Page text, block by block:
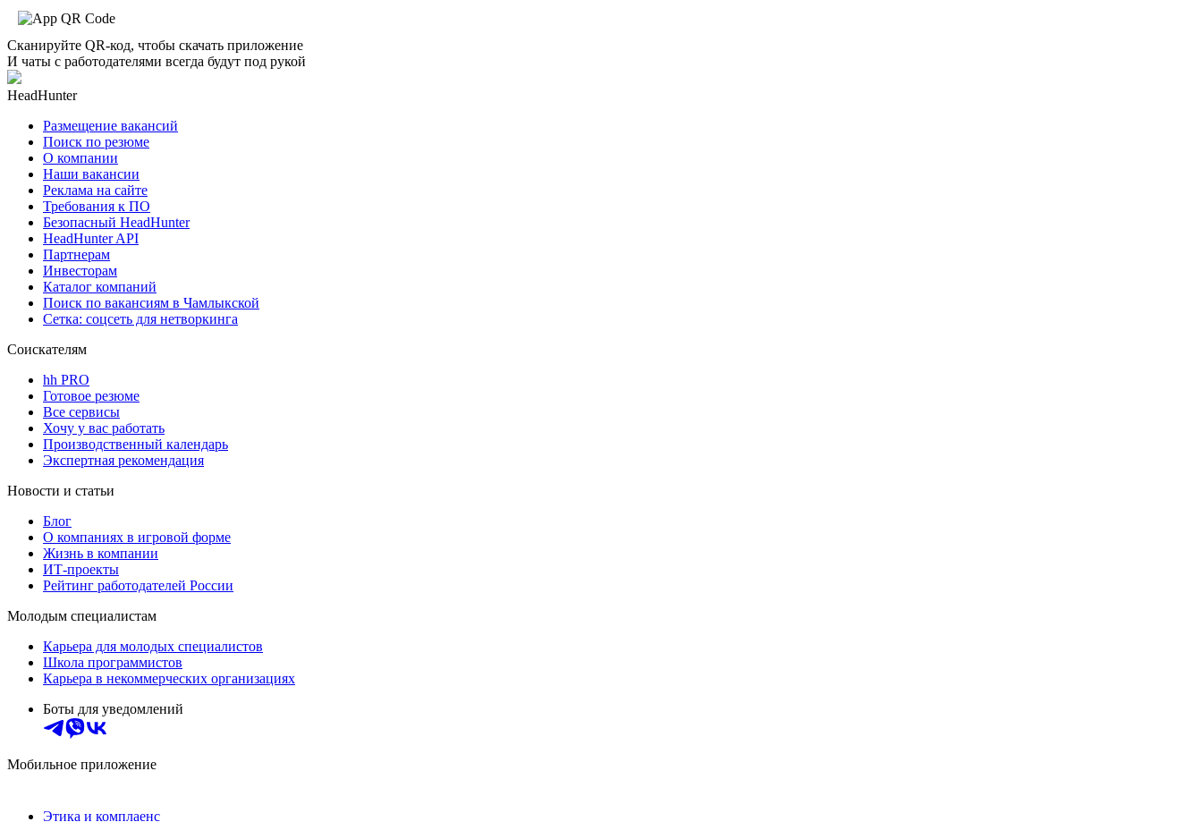
Сканируйте QR-код, чтобы скачать приложение
И чаты с работодателями всегда будут под рукой
HeadHunter
Размещение вакансий
Поиск по резюме
О компании
Наши вакансии
Реклама на сайте
Требования к ПО
Безопасный HeadHunter
HeadHunter API
Партнерам
Инвесторам
Каталог компаний
Поиск по вакансиям в Чамлыкской
Сетка: соцсеть для нетворкинга
Соискателям
hh PRO
Готовое резюме
Все сервисы
Хочу у вас работать
Производственный календарь
Экспертная рекомендация
Новости и статьи
Блог
О компаниях в игровой форме
Жизнь в компании
ИТ-проекты
Рейтинг работодателей России
Молодым специалистам
Карьера для молодых специалистов
Школа программистов
Карьера в некоммерческих организациях
Боты для уведомлений
Мобильное приложение
Этика и комплаенс